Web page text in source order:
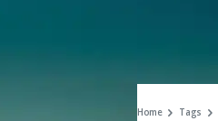
Home Tags